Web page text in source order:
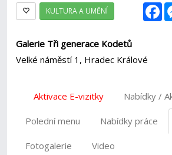
KULTURA A UMĚNÍ
Galerie Tři generace Kodetů
Velké náměstí 1, Hradec Králové
Aktivace E-vizitky Nabídky /
Polední menu Nabídky práce
Fotogalerie Video